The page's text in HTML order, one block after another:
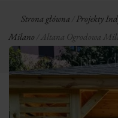
Strona główna Projekty
Milano / Altana Ogrodowa